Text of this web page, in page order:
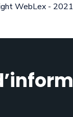
WebLex - 2021